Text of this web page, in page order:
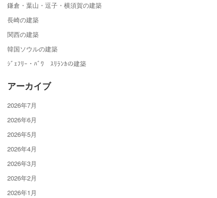
鎌倉・葉山・逗子・横須賀の建築
長崎の建築
関西の建築
韓国ソウルの建築
ｼﾞｪﾌﾘｰ・ﾊﾞﾜ ｽﾘﾗﾝｶの建築
アーカイブ
2026年7月
2026年6月
2026年5月
2026年4月
2026年3月
2026年2月
2026年1月